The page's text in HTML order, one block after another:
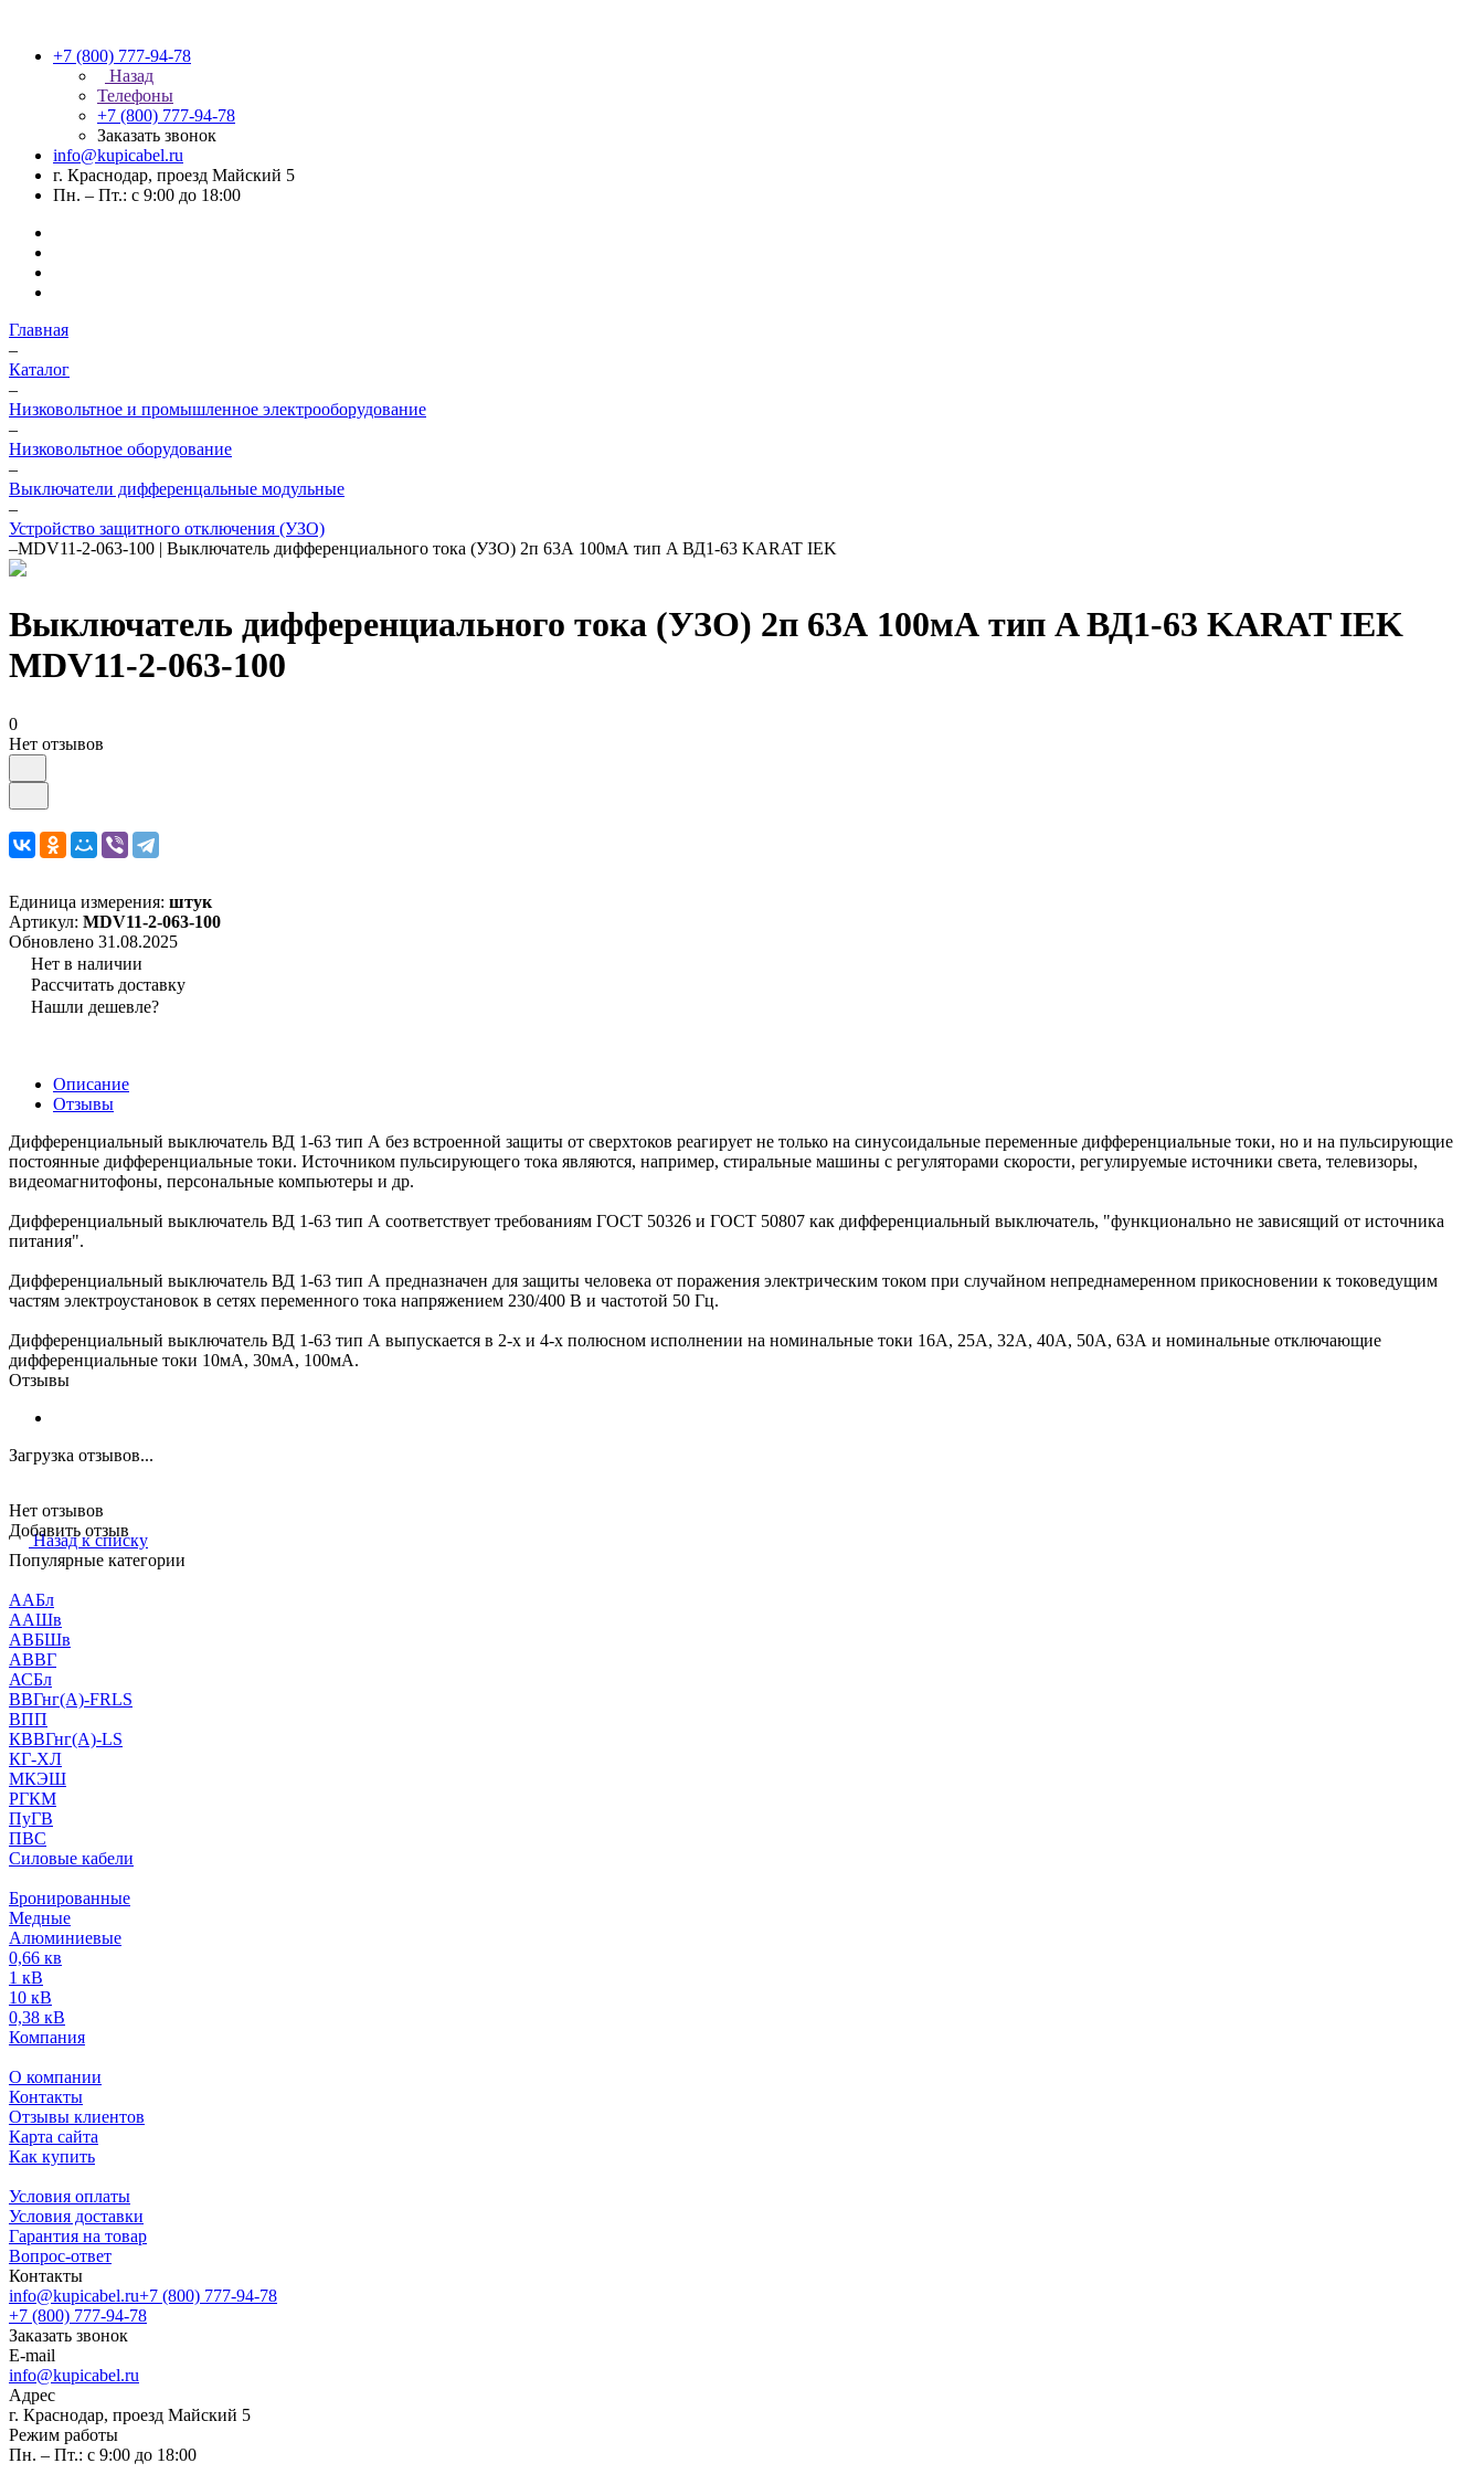
+7 (800) 777-94-78
Назад
Телефоны
+7 (800) 777-94-78
Заказать звонок
info@kupicabel.ru
г. Краснодар, проезд Майский 5
Пн. – Пт.: с 9:00 до 18:00
Главная
–
Каталог
–
Низковольтное и промышленное электрооборудование
–
Низковольтное оборудование
–
Выключатели дифференцальные модульные
–
Устройство защитного отключения (УЗО)
–MDV11-2-063-100 | Выключатель дифференциального тока (УЗО) 2п 63А 100мА тип A ВД1-63 KARAT IEK
Выключатель дифференциального тока (УЗО) 2п 63А 100мА тип A ВД1-63 KARAT IEK
MDV11-2-063-100
0
Нет отзывов
Единица измерения: штук
Артикул: MDV11-2-063-100
Обновлено 31.08.2025
Нет в наличии
Рассчитать доставку
Нашли дешевле?
Описание
Отзывы
Дифференциальный выключатель ВД 1-63 тип А без встроенной защиты от сверхтоков реагирует не только на синусоидальные переменные дифференциальные токи, но и на пульсирующие
постоянные дифференциальные токи. Источником пульсирующего тока являются, например, стиральные машины с регуляторами скорости, регулируемые источники света, телевизоры,
видеомагнитофоны, персональные компьютеры и др.
Дифференциальный выключатель ВД 1-63 тип А соответствует требованиям ГОСТ 50326 и ГОСТ 50807 как дифференциальный выключатель, "функционально не зависящий от источника
питания".
Дифференциальный выключатель ВД 1-63 тип А предназначен для защиты человека от поражения электрическим током при случайном непреднамеренном прикосновении к токоведущим
частям электроустановок в сетях переменного тока напряжением 230/400 В и частотой 50 Гц.
Дифференциальный выключатель ВД 1-63 тип А выпускается в 2-х и 4-х полюсном исполнении на номинальные токи 16А, 25А, 32А, 40А, 50А, 63А и номинальные отключающие
дифференциальные токи 10мА, 30мА, 100мА.
Отзывы
Загрузка отзывов...
Нет отзывов
Добавить отзыв
Назад к списку
Популярные категории
ААБл
ААШв
АВБШв
АВВГ
АСБл
ВВГнг(А)-FRLS
ВПП
КВВГнг(А)-LS
КГ-ХЛ
МКЭШ
РГКМ
ПуГВ
ПВС
Силовые кабели
Бронированные
Медные
Алюминиевые
0,66 кв
1 кВ
10 кВ
0,38 кВ
Компания
О компании
Контакты
Отзывы клиентов
Карта сайта
Как купить
Условия оплаты
Условия доставки
Гарантия на товар
Вопрос-ответ
Контакты
info@kupicabel.ru+7 (800) 777-94-78
+7 (800) 777-94-78
Заказать звонок
E-mail
info@kupicabel.ru
Адрес
г. Краснодар, проезд Майский 5
Режим работы
Пн. – Пт.: с 9:00 до 18:00